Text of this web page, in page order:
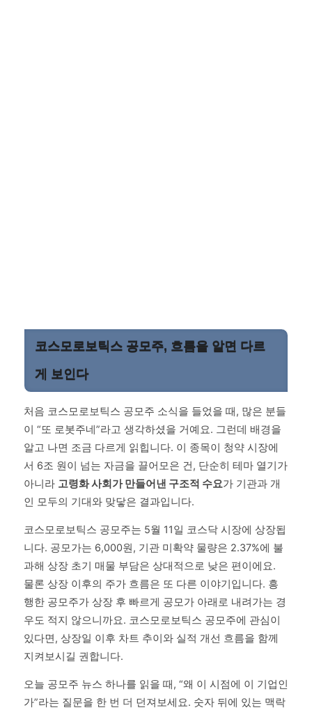
코스모로보틱스 공모주, 흐름을 알면 다르
게 보인다
처음 코스모로보틱스 공모주 소식을 들었을 때, 많은 분들
이 “또 로봇주네”라고 생각하셨을 거예요. 그런데 배경을
알고 나면 조금 다르게 읽힙니다. 이 종목이 청약 시장에
서 6조 원이 넘는 자금을 끌어모은 건, 단순히 테마 열기가
아니라 고령화 사회가 만들어낸 구조적 수요가 기관과 개
인 모두의 기대와 맞닿은 결과입니다.
코스모로보틱스 공모주는 5월 11일 코스닥 시장에 상장됩
니다. 공모가는 6,000원, 기관 미확약 물량은 2.37%에 불
과해 상장 초기 매물 부담은 상대적으로 낮은 편이에요.
물론 상장 이후의 주가 흐름은 또 다른 이야기입니다. 흥
행한 공모주가 상장 후 빠르게 공모가 아래로 내려가는 경
우도 적지 않으니까요. 코스모로보틱스 공모주에 관심이
있다면, 상장일 이후 차트 추이와 실적 개선 흐름을 함께
지켜보시길 권합니다.
오늘 공모주 뉴스 하나를 읽을 때, “왜 이 시점에 이 기업인
가”라는 질문을 한 번 더 던져보세요. 숫자 뒤에 있는 맥락